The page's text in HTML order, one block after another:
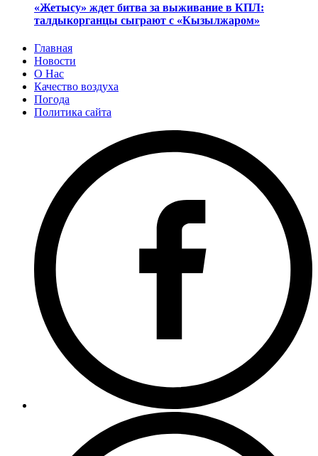
«Жетысу» ждет битва за выживание в КПЛ:
талдыкорганцы сыграют с «Кызылжаром»
Главная
Новости
О Нас
Качество воздуха
Погода
Политика сайта